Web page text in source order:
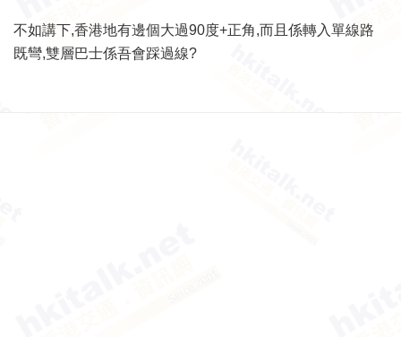
不如講下,香港地有邊個大過90度+正角,而且係轉入單線路
既彎,雙層巴士係吾會踩過線?